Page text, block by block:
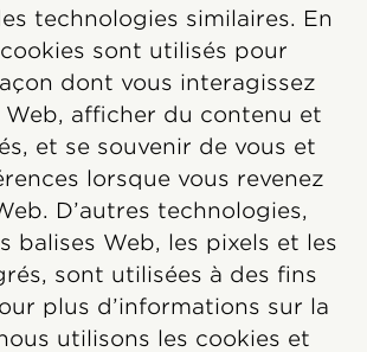
technologies similaires. En
sont utilisés pour
dont vous interagissez
Web, afficher du contenu et
et se souvenir de vous et
lorsque vous revenez
D’autres technologies,
balises Web, les pixels et les
sont utilisées à des fins
plus d’informations sur la
utilisons les cookies et